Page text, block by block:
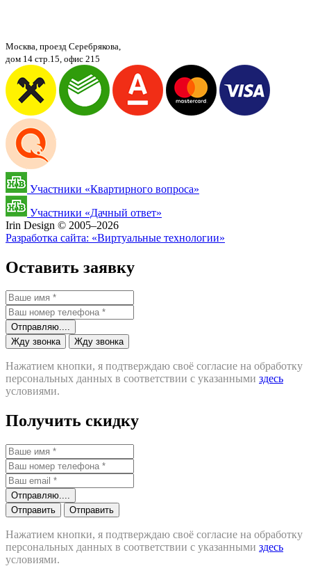
Москва, проезд Серебрякова,
дом 14 стр.15, офис 215
Участники «Квартирного вопроса»
Участники «Дачный ответ»
Irin Design © 2005–2026
Разработка сайта: «Виртуальные технологии»
Оставить заявку
Отправляю....
Жду звонка
Жду звонка
Нажатием кнопки, я подтверждаю своё согласие на обработку
персональных данных в соответствии с указанными здесь
условиями.
Получить скидку
Отправляю....
Отправить
Отправить
Нажатием кнопки, я подтверждаю своё согласие на обработку
персональных данных в соответствии с указанными здесь
условиями.